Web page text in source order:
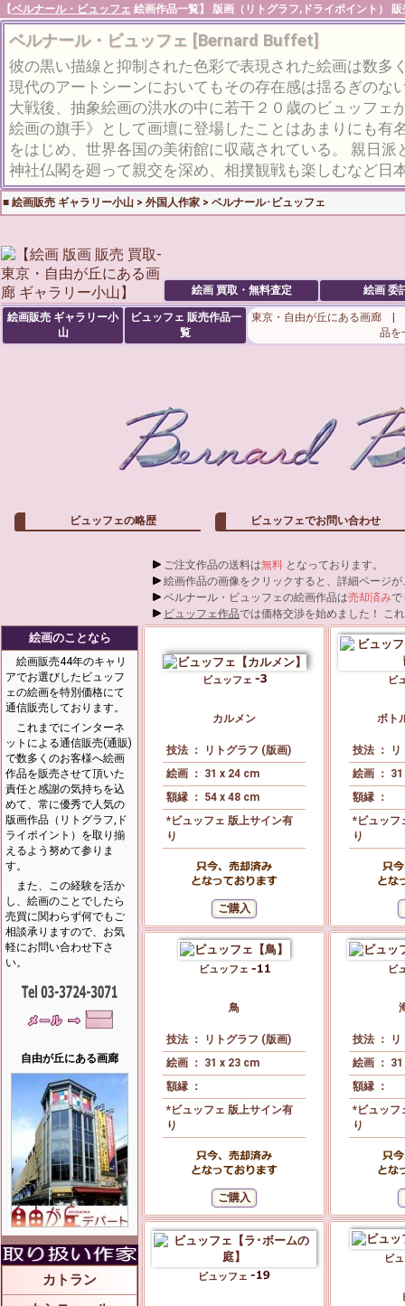
【ベルナール・ビュッフェ 絵画作品一覧】 版画（リトグラフ,ドライポイント）
ベルナール・ビュッフェ [Bernard Buffet]
彼の黒い描線と抑制された色彩で表現された絵画は数多
現代のアートシーンにおいてもその存在感は揺るぎのな
大戦後、抽象絵画の洪水の中に若干２０歳のビュッフェ
絵画の旗手》として画壇に登場したことはあまりにも有
をはじめ、世界各国の美術館に収蔵されている。 親日
神社仏閣を廻って親交を深め、相撲観戦も楽しむなど日
■ 絵画販売 ギャラリー小山 > 外国人作家 > ベルナール･ビュッフェ
絵画 買取・無料査定 絵画 委
絵画販売 ギャラリー小
山
ビュッフェ 販売作品一
覧
東京・自由が丘にある画廊 |
品を
ビュッフェの略歴 ビュッフェでお問い合わせ
ご注文作品の送料は無料 となっております。
絵画作品の画像をクリックすると、詳細ページ
ベルナール・ビュッフェの絵画作品は売却済みで
ビュッフェ作品では価格交渉を始めました！ こ
絵画のことなら
絵画販売44年のキャリ
アでお選びしたビュッフ
ェの絵画を特別価格にて
通信販売しております。
これまでにインターネ
ットによる通信販売(通販)
で数多くのお客様へ絵画
作品を販売させて頂いた
責任と感謝の気持ちを込
めて、常に優秀で人気の
版画作品（リトグラフ,ド
ライポイント）を取り揃
えるよう努めて参りま
す。
また、この経験を活か
し、絵画のことでしたら
売買に関わらず何でもご
相談承りますので、お気
軽にお問い合わせ下さ
い。
自由が丘にある画廊
カトラン
ビュッフェ
カルメン
技法 ： リトグラフ (版画)
絵画 ： 31 x 24 cm
額縁 ： 54 x 48 cm
*ビュッフェ 版上サイン有
り
ビ
ボト
技法 ：
絵画 ：
額縁 ：
*ビュッフ
り
ビュッフェ
鳥
技法 ： リトグラフ (版画)
絵画 ： 31 x 23 cm
額縁 ：
*ビュッフェ 版上サイン有
り
ビ
技法 ：
絵画 ：
額縁 ：
*ビュッフ
り
ビュッフェ
ビ